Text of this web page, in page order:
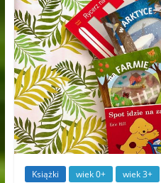
Książki wiek 0+ wiek 3+